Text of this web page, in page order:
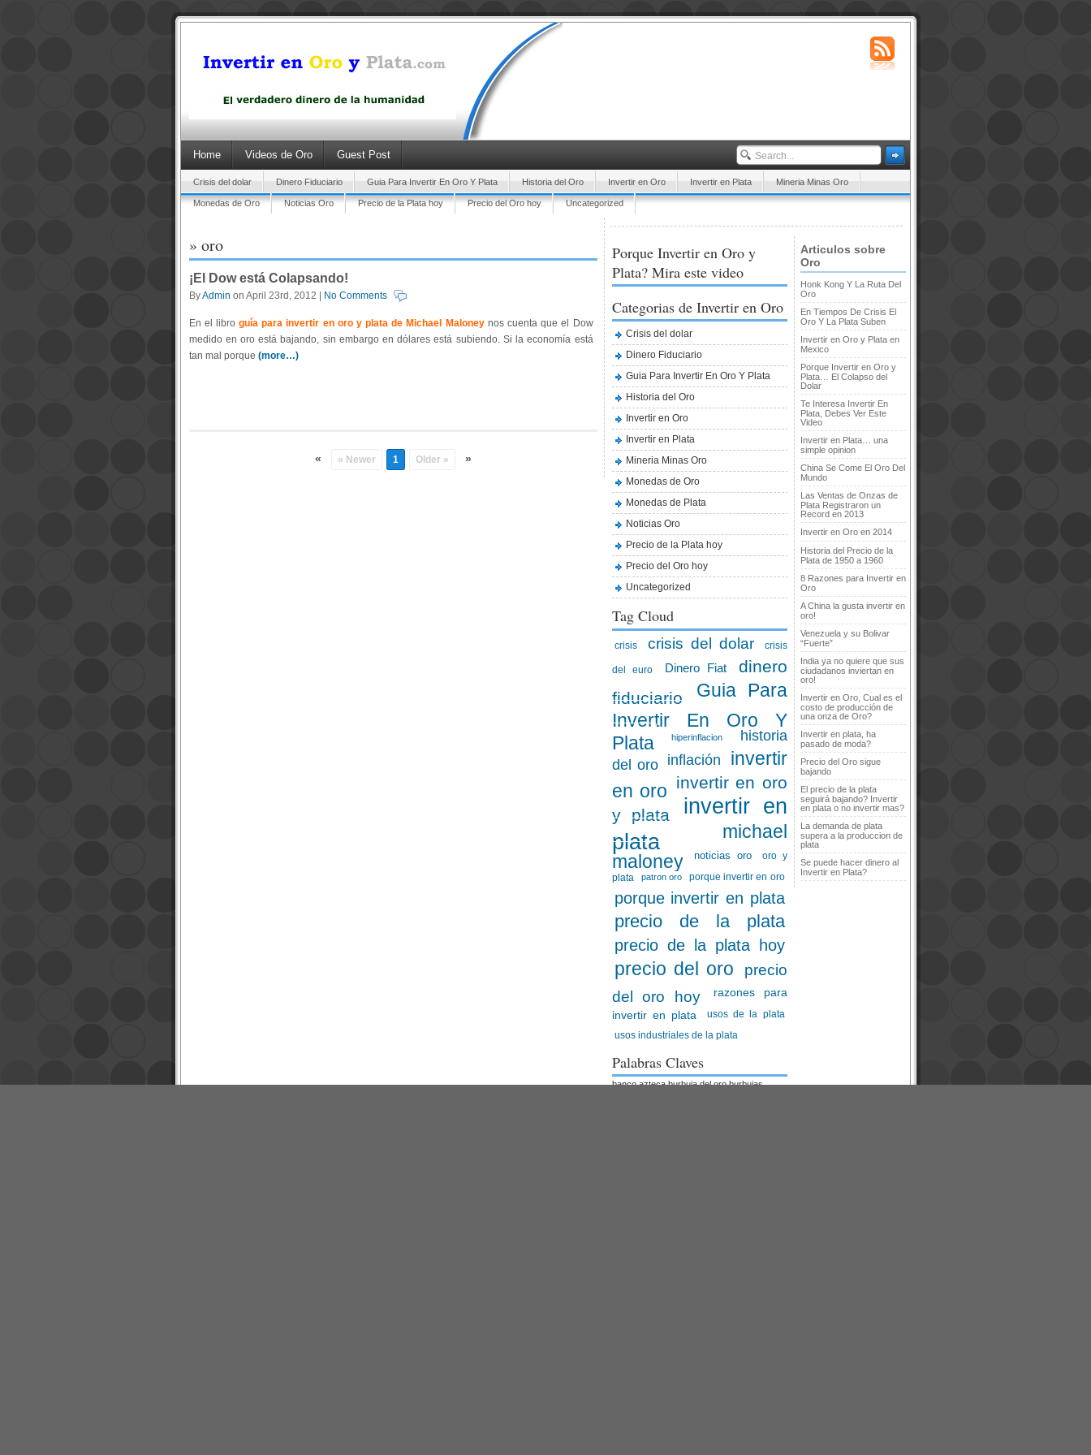
Home Videos de Oro Guest Post
Crisis del dolar Dinero Fiduciario Guia Para Invertir En Oro Y Plata Historia del Oro Invertir en Oro Invertir en Plata Mineria Minas Oro
Monedas de Oro Noticias Oro Precio de la Plata hoy Precio del Oro hoy Uncategorized
» oro
¡El Dow está Colapsando!
ByAdmin on April 23rd, 2012 | No Comments
En el libro guía para invertir en oro y plata de Michael Maloney nos cuenta que el Dow
medido en oro está bajando, sin embargo en dólares está subiendo. Si la economía está
tan mal porque (more…)
« « Newer 1 Older » »
Porque Invertir en Oro y
Plata? Mira este video
Categorias de Invertir en Oro
Crisis del dolar
Dinero Fiduciario
Guia Para Invertir En Oro Y Plata
Historia del Oro
Invertir en Oro
Invertir en Plata
Mineria Minas Oro
Monedas de Oro
Monedas de Plata
Noticias Oro
Precio de la Plata hoy
Precio del Oro hoy
Uncategorized
Tag Cloud
crisis crisis del dolar crisis
del euro Dinero Fiat dinero
fiduciario Guia Para
Invertir En Oro Y
Plata hiperinflacion historia
del oro inflación invertir
en oro invertir en oro
y plata invertir en
plata michael
maloney noticias oro oro y
plata patron oro porque invertir en oro
porque invertir en plata
precio de la plata
precio de la plata hoy
precio del oro precio
del oro hoy razones para
invertir en plata usos de la plata
usos industriales de la plata
Palabras Claves
banco azteca burbuja del oro burbujas
Articulos sobre
Oro
Honk Kong Y La Ruta Del
Oro
En Tiempos De Crisis El
Oro Y La Plata Suben
Invertir en Oro y Plata en
Mexico
Porque Invertir en Oro y
Plata… El Colapso del
Dolar
Te Interesa Invertir En
Plata, Debes Ver Este
Video
Invertir en Plata… una
simple opinion
China Se Come El Oro Del
Mundo
Las Ventas de Onzas de
Plata Registraron un
Record en 2013
Invertir en Oro en 2014
Historia del Precio de la
Plata de 1950 a 1960
8 Razones para Invertir en
Oro
A China la gusta invertir en
oro!
Venezuela y su Bolivar
“Fuerte”
India ya no quiere que sus
ciudadanos inviertan en
oro!
Invertir en Oro, Cual es el
costo de producción de
una onza de Oro?
Invertir en plata, ha
pasado de moda?
Precio del Oro sigue
bajando
El precio de la plata
seguirá bajando? Invertir
en plata o no invertir mas?
La demanda de plata
supera a la produccion de
plata
Se puede hacer dinero al
Invertir en Plata?